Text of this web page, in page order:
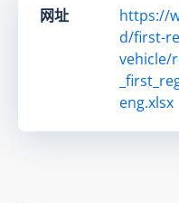
网址
https://
d/first-
vehicle/
eng.xlsx